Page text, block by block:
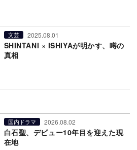
文芸 2025.08.01
SHINTANI × ISHIYAが明かす、噂の
真相
国内ドラマ 2026.08.02
白石聖、デビュー10年目を迎えた現
在地